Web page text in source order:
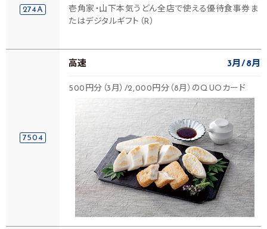
274A
壱角家・山下本気うどん全店で使える優待食事券ま
たはデジタルギフト（R）
7504
高速 3月 8月
500円分（3月）/2,000円分（8月）のQUOカード